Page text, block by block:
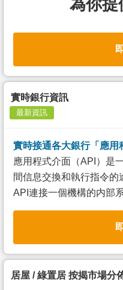
為你提
實時銀行資訊
最新資訊
實時接通各大銀行「應用
應用程式介面（API）是
間信息交換和執行指令
API連接一個機構的内部系
居屋 / 綠置居 按揭市場分